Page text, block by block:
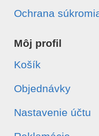
Ochrana
Môj profil
Košík
Objednávky
Nastavenie účtu